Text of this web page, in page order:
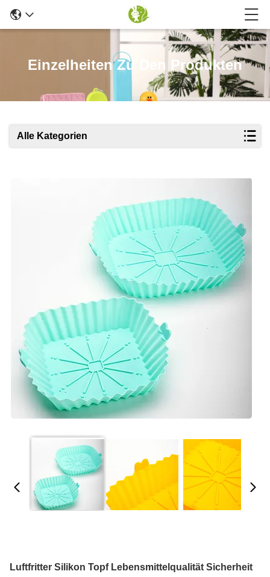
Einzelheiten Zu Den Produkten
Alle Kategorien
Luftfritter Silikon Topf Lebensmittelqualität Sicherheit